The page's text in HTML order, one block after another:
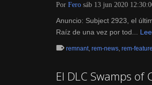
Por Fero sáb 13 jun 2020
Anuncio: Subject 2923, el
Raíz de una vez por tod...
remnant, rem-news, rem-
El DLC Swamps of